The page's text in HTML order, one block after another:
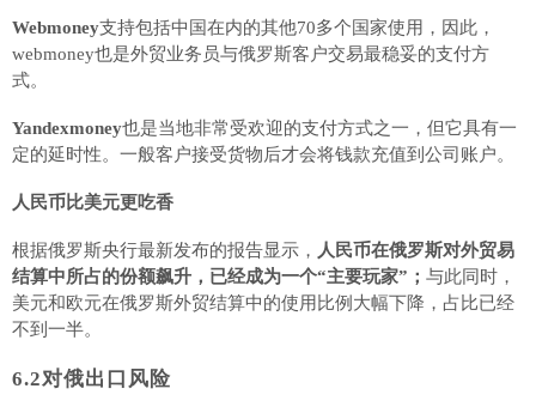
Webmoney支持包括中国在内的其他70多个国家使用，因此，
webmoney也是外贸业务员与俄罗斯客户交易最稳妥的支付方
式。
Yandexmoney也是当地非常受欢迎的支付方式之一，但它具有一
定的延时性。一般客户接受货物后才会将钱款充值到公司账户。
人民币比美元更吃香
根据俄罗斯央行最新发布的报告显示， 人民币在俄罗斯对外贸易
结算中所占的份额飙升，已经成为一个“主要玩家”； 与此同时，
美元和欧元在俄罗斯外贸结算中的使用比例大幅下降，占比已经
不到一半。
6.2对俄出口风险